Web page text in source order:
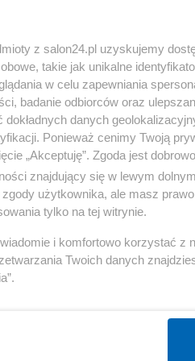
DO NOTKIz salon24.pl uzyskujemy
takie jak unikalne
w celu zapewniania
badanie odbiorców oraz
danych
Ponieważ cenimy Twoją
„Akceptuję”. Zgoda jest
znajdujący się w lewym
użytkownika, ale masz
tylko na tej witrynie.
i komfortowo korzystać z
Twoich danych